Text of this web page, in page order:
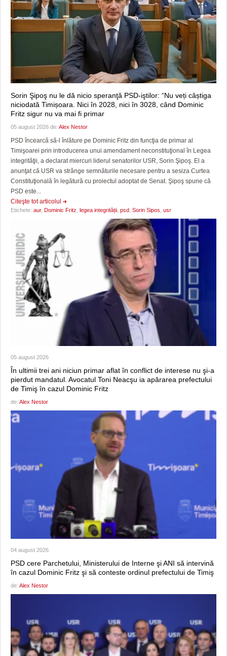
Sorin Şipoş nu le dă nicio speranţă PSD-iştilor: “Nu veți câștiga
niciodată Timișoara. Nici în 2028, nici în 3028, când Dominic
Fritz sigur nu va mai fi primar
05 august 2026 de: Alex Nestor
PSD încearcă să-l înlăture pe Dominic Fritz din funcţia de primar al
Timişoarei prin introducerea unui amendament neconstituţional în Legea
integrităţii, a declarat miercuri liderul senatorilor USR, Sorin Şipoş. El a
anunţat că USR va strânge semnăturile necesare pentru a sesiza Curtea
Constituţională în legătură cu proiectul adoptat de Senat. Şipoş spune că
PSD este...
Citeşte tot articolul
Etichete: aur, Dominic Fritz legea integrității psd Sorin Sipos usr
05 august 2026
În ultimii trei ani niciun primar aflat în conflict de interese nu şi-a
pierdut mandatul. Avocatul Toni Neacşu ia apărarea prefectului
de Timiş în cazul Dominic Fritz
de: Alex Nestor
04 august 2026
PSD cere Parchetului, Ministerului de Interne şi ANI să intervină
în cazul Dominic Fritz şi să conteste ordinul prefectului de Timiş
de: Alex Nestor